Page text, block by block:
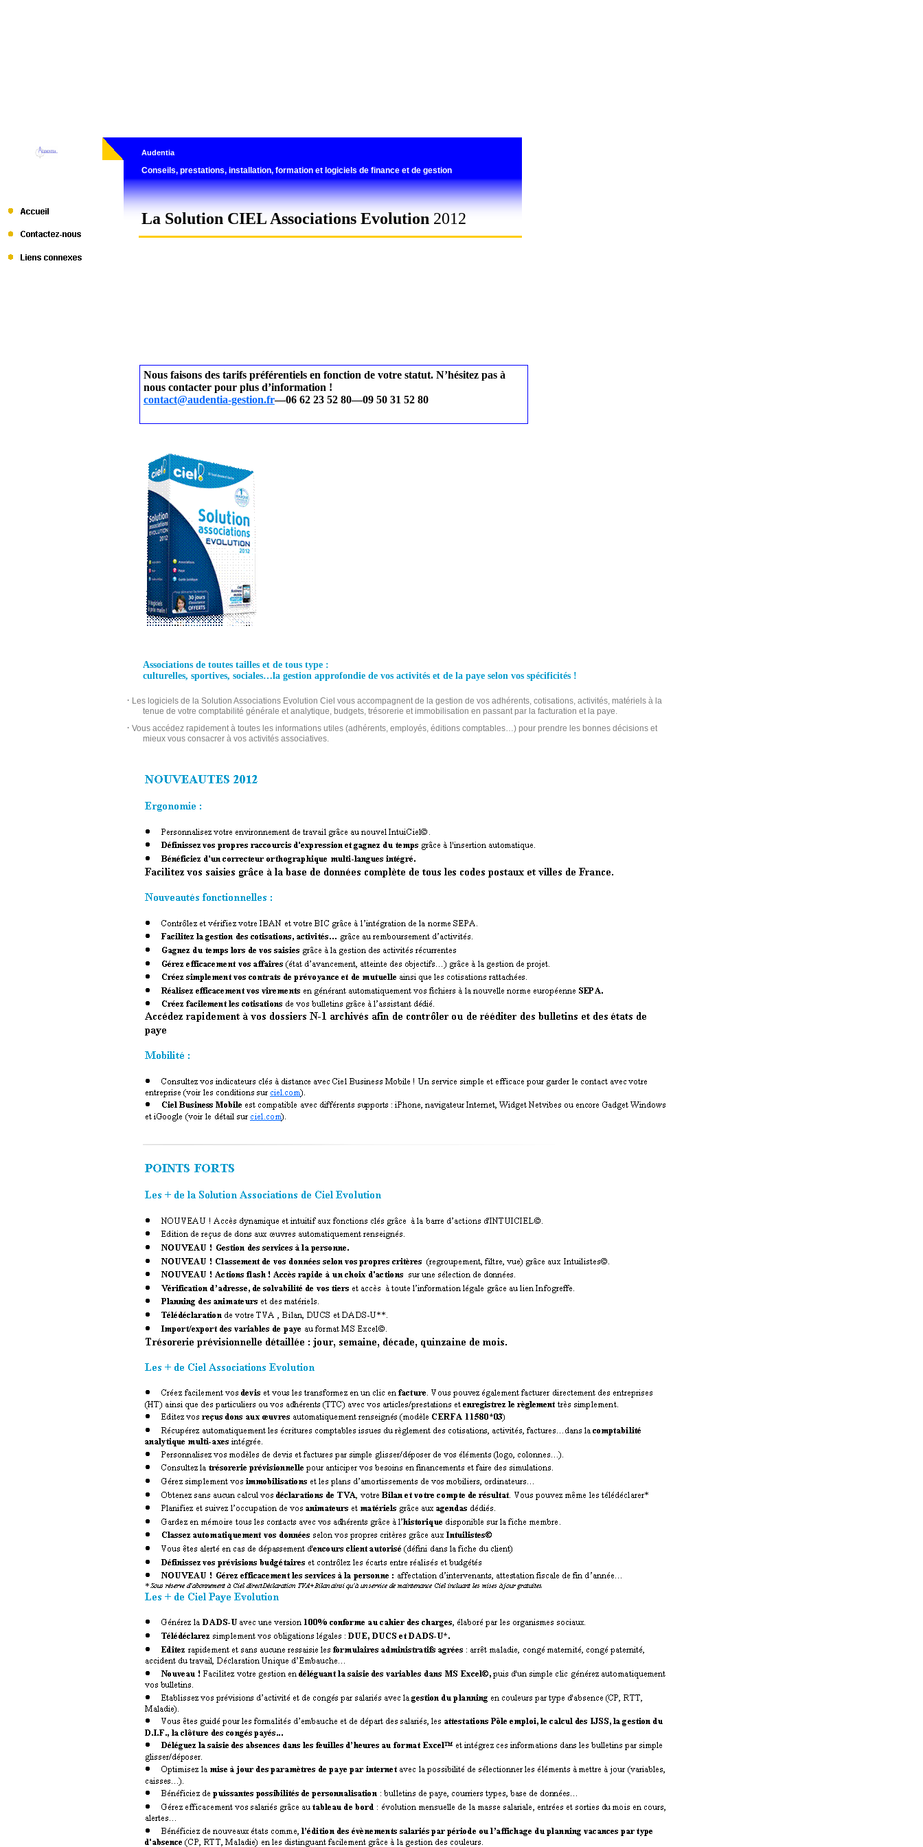
Audentia
Conseils, prestations, installation, formation et logiciels de finance et de gestion
La Solution CIEL Associations Evolution 2012
Nous faisons des tarifs préférentiels en fonction de votre statut. N’hésitez pas à
nous contacter pour plus d’information !
contact@audentia-gestion.fr—06 62 23 52 80—09 50 31 52 80
Associations de toutes tailles et de tous type :
culturelles, sportives, sociales…la gestion approfondie de vos activités et de la paye selon vos spécificités !
· Les logiciels de la Solution Associations Evolution Ciel vous accompagnent de la gestion de vos adhérents, cotisations, activités, matériels à la
tenue de votre comptabilité générale et analytique, budgets, trésorerie et immobilisation en passant par la facturation et la paye.
· Vous accédez rapidement à toutes les informations utiles (adhérents, employés, éditions comptables…) pour prendre les bonnes décisions et
mieux vous consacrer à vos activités associatives.